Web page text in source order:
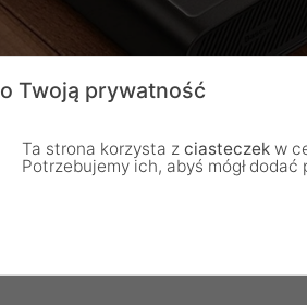
Twoją prywatność
Ta strona korzysta z ciasteczek w
Potrzebujemy ich, abyś mógł